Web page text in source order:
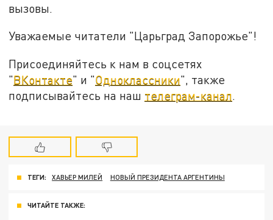
вызовы.
Уважаемые читатели "Царьград Запорожье"!
Присоединяйтесь к нам в соцсетях
"ВКонтакте" и "Одноклассники", также
подписывайтесь на наш телеграм-канал.
ТЕГИ: ХАВЬЕР МИЛЕЙ НОВЫЙ ПРЕЗИДЕНТА АРГЕНТИНЫ
ЧИТАЙТЕ ТАКЖЕ: